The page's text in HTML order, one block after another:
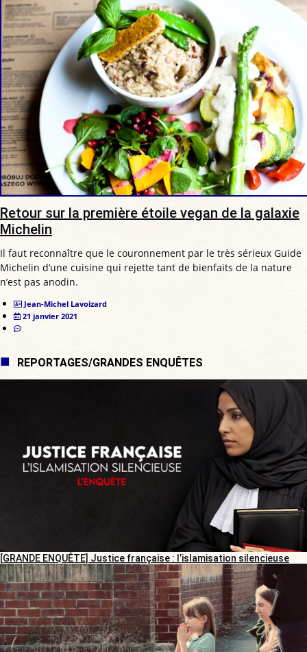
Retour sur la première étoile vegan de la galaxie
Michelin
Il faut reconnaître que le couronnement par le très sérieux Guide
Michelin d’une cuisine qui rejette tant de bienfaits de la nature
n’est pas anodin.
Jean-Michel Lavoizard
21 janvier 2021
REPORTAGES/GRANDES ENQUÊTES
[GRANDE ENQUÊTE] Justice française : l’islamisation silencieuse